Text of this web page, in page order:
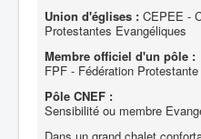
Union d'églises : CEPEE -
Protestantes Evangéliques
Membre officiel d'un pôle :
FPF - Fédération
Pôle CNEF :
Sensibilité ou membre